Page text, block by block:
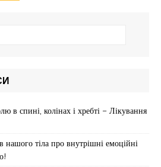
в спині, колінах і хребті – Лікування
нашого тіла про внутрішні емоційні